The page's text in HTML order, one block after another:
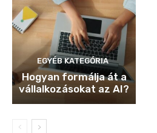
EGYÉB KATEGÓRIA
Hogyan formálja át a
vállalkozásokat az AI?